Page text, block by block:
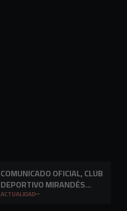
COMUNICADO OFICIAL, CLUB
DEPORTIVO MIRANDÉS
S.A.D.
ACTUALIDAD